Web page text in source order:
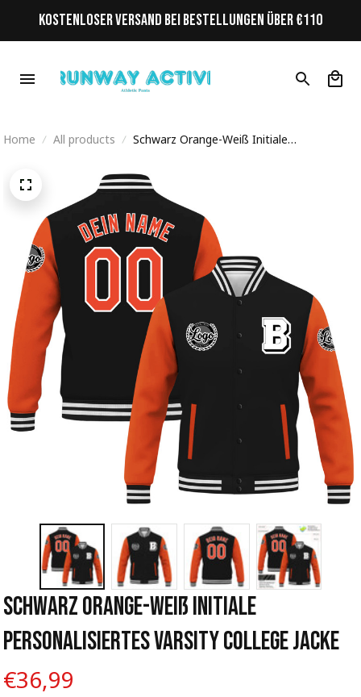
KOSTENLOSER VERSAND BEI BESTELLUNGEN ÜBER €110
Home All products
Schwarz Orange-Weiß Initiale
Schwarz Orange-Weiß Initiale
Personalisiertes Varsity College Jacke
€36,99